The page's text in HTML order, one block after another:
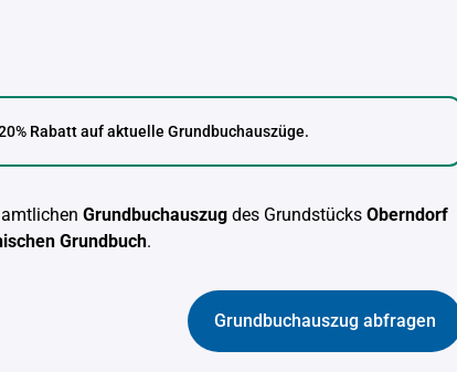
Rabatt auf aktuelle Grundbuchauszüge.
Grundbuchauszug des Grundstücks Oberndorf
Grundbuch.
Grundbuchauszug abfragen